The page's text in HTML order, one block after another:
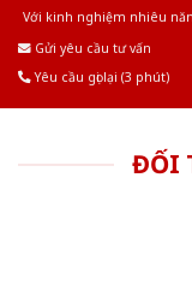
Với kinh nghiệm nhiêu
Gửi yêu cầu tư vấn
Yêu cầu gọi lại (3 phút)
ĐỐI